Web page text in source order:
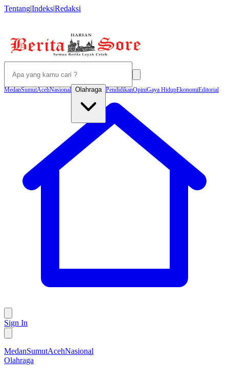
Tentang|Indeks|Redaksi
MedanSumutAcehNasional Olahraga PendidikanOpiniGaya HidupEkonomiEditorial
Sign In
MedanSumutAcehNasional
Olahraga